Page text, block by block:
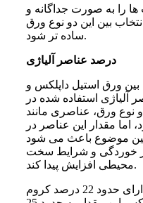
ها را به صورت جداگانه و
بین این دو نوع ورق
ساده تر شود.
درصد عناصر آلیاژی
ورق استیل داپلکس و
آلیاژی استفاده شده در
نوع ورق، عناصری مانند
اما مقدار این عناصر در
موضوع باعث می شود
خوردگی و شرایط سخت
محیطی افزایش پیدا کند.
ورق های داپلکس معمولا دارای حدود 22 درصد کروم